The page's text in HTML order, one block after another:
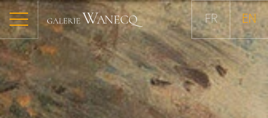
FR EN